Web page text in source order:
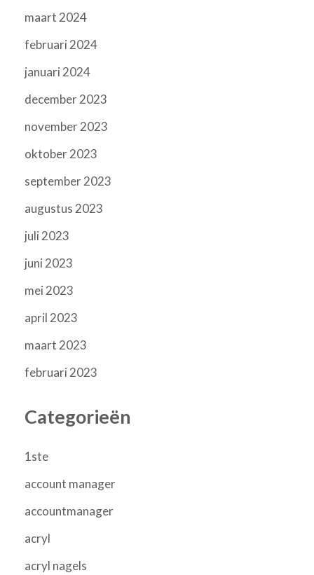
maart 2024
februari 2024
januari 2024
december 2023
november 2023
oktober 2023
september 2023
augustus 2023
juli 2023
juni 2023
mei 2023
april 2023
maart 2023
februari 2023
Categorieën
1ste
account manager
accountmanager
acryl
acryl nagels